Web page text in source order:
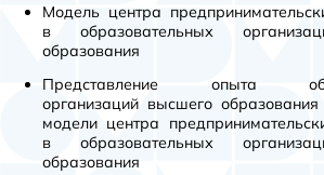
Модель центра
в образовательных
образования
Представление опыта
организаций высшего
модели центра
в образовательных
образования